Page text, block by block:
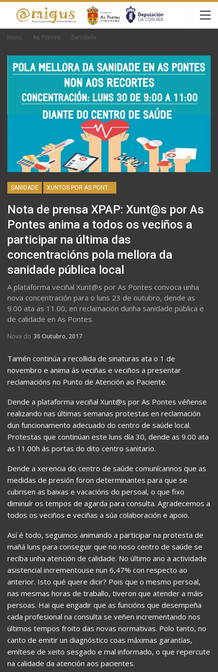
Inicio As Pontes Sanidade
SANIDADE
Nota de prensa XPAP: Xunt@s por As
Pontes anima a todos os veciños a
participar na última das
concentracións pola mellora da
sanidade pública local
A plataforma veciñal Xunt@s por As Pontes convoca unha
nova concentración para o luns 23 de outubro, dende as
9.00 ata as 11.00, en reclamación dunha sanidade pública e
de calidade en As Pontes.
Nova do 30 Outubro, 2017
Tamén continúa a recollida de sinaturas ata o 1 de
novembro e anima ás veciñas e veciños a presentar
reclamacións no Punto de Atención ao Paciente.
Dende a plataforma veciñal Xunt@s por As Pontes véñense
realizando nas últimas semanas protestas en reclamación
dun funcionamento adecuado do centro de saúde local.
Protestas que continúan este luns día 30, dende as 9.00 ata
as 11.00h ás portas do dito centro sanitario.
Dende a xerencia do centro de saúde comunícannos que as
medidas de presión foron determinantes para que se
cubrisen as baixas e vacacións do persoal, o que fixo
diminuír os tempos de agarda para consulta. Agradecemos a
todos os veciños e veciñas a súa colaboración e apoio.
Así é todo, seguimos animando a participar na protesta de
mañá luns para conseguir que no noso centro de saúde se
reciba unha atención de calidade. No último ano a actividade
asistencial incrementouse nun 6,47% con respecto ao
anterior. Isto qué quere dicir? Pois que o mesmo persoal,
nas mesmas horas de traballo, tiveron que atender a máis
persoas. Hai que engadir que as funcións que desempeña
cada profesional na consulta se veñen incrementando nos
últimos tempos froito das novas normativas. Polo tanto, no
canto de emitir un diagnóstico coas máximas garantías,
emítese de xeito sesgado e mal informado, o que repercute
na calidade da atención aos pacientes.